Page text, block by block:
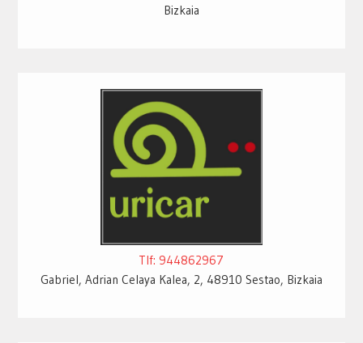
Bizkaia
Tlf: 944862967
Gabriel, Adrian Celaya Kalea, 2, 48910 Sestao, Bizkaia